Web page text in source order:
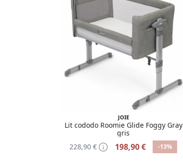
JOIE
Lit cododo Roomie Glide Foggy Gray
gris
228,90 €
198,90 € -13%